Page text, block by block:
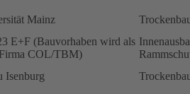
Mainz
E+F (Bauvorhaben wird als
COL/TBM)
Isenburg